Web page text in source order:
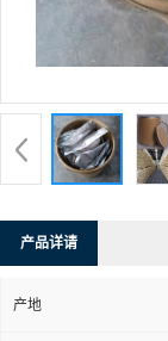
产品详请
产地